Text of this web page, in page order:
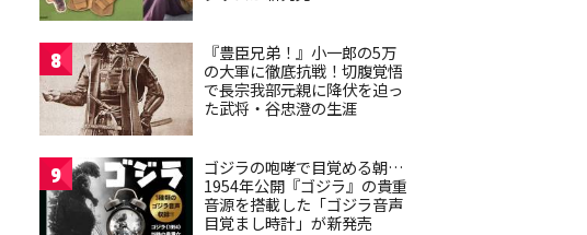
8
『豊臣兄弟！』小一郎の5万
の大軍に徹底抗戦！切腹覚悟
で長宗我部元親に降伏を迫っ
た武将・谷忠澄の生涯
9
ゴジラの咆哮で目覚める朝…
1954年公開『ゴジラ』の貴重
音源を搭載した「ゴジラ音声
目覚まし時計」が新発売